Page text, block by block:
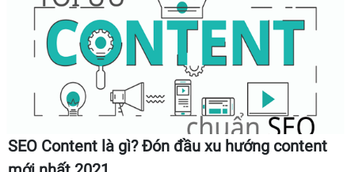
SEO Content là gì? Đón đầu xu hướng content